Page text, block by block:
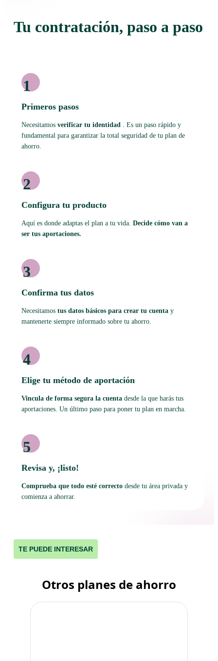
Tu contratación, paso a paso
1
Primeros pasos
Necesitamos verificar tu identidad . Es un paso rápido y
fundamental para garantizar la total seguridad de tu plan de
ahorro.
2
Configura tu producto
Aquí es donde adaptas el plan a tu vida. Decide cómo van a
ser tus aportaciones.
3
Confirma tus datos
Necesitamos tus datos básicos para crear tu cuenta y
mantenerte siempre informado sobre tu ahorro.
4
Elige tu método de aportación
Vincula de forma segura la cuenta desde la que harás tus
aportaciones. Un último paso para poner tu plan en marcha.
5
Revisa y, ¡listo!
Comprueba que todo esté correcto desde tu área privada y
comienza a ahorrar.
TE PUEDE INTERESAR
Otros planes de ahorro